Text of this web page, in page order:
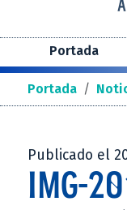
Portada
Portada /
Publicado el
IMG-